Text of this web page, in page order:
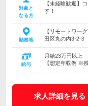
対象と
なる方
【未経験歓迎】
す！
勤務地
【リモートワー
田区丸の内3-2-3
給与
月給23万円以上
【想定年収例 ※
求人詳細を見る